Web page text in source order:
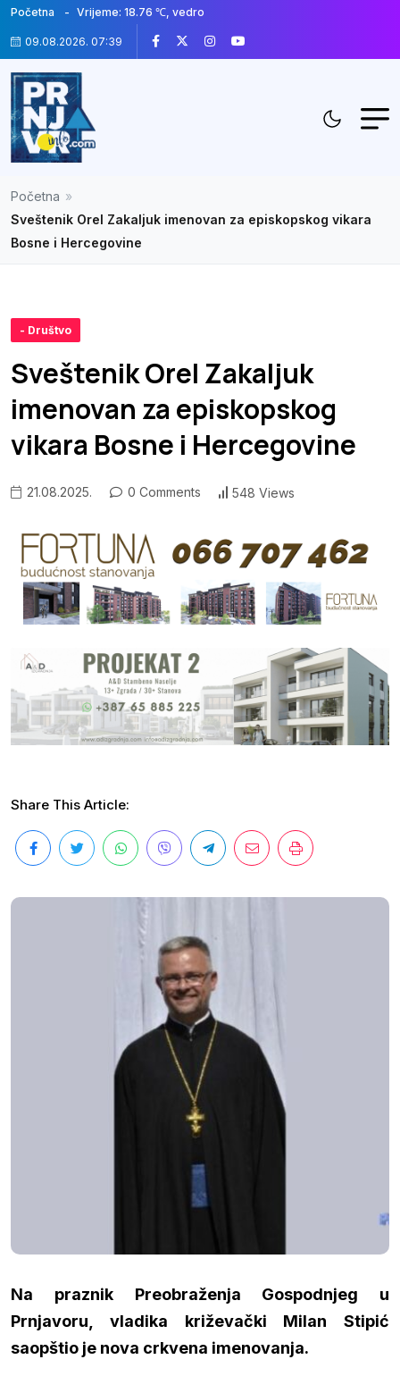
Početna Vrijeme: 18.76 ℃, vedro
09.08.2026. 07:39
Početna »
Sveštenik Orel Zakaljuk imenovan za episkopskog vikara
Bosne i Hercegovine
- Društvo
Sveštenik Orel Zakaljuk
imenovan za episkopskog
vikara Bosne i Hercegovine
21.08.2025. 0 Comments 548 Views
Share This Article:
Na praznik Preobraženja Gospodnjeg u
Prnjavoru, vladika križevački Milan Stipić
saopštio je nova crkvena imenovanja.